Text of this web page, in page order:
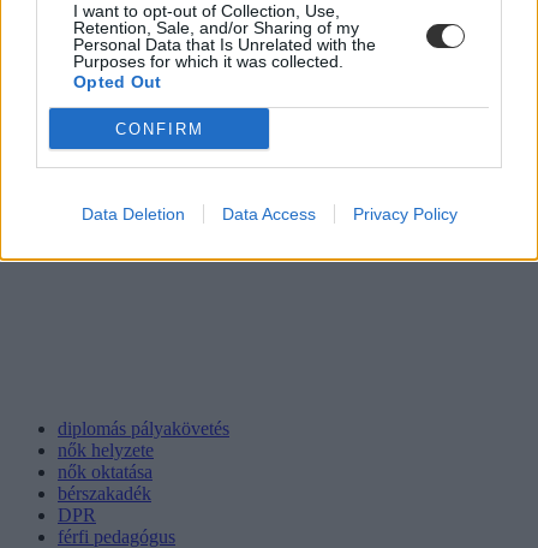
I want to opt-out of Collection, Use,
Retention, Sale, and/or Sharing of my
Personal Data that Is Unrelated with the
Purposes for which it was collected.
Opted Out
CONFIRM
Data Deletion Data Access Privacy Policy
diplomás pályakövetés
nők helyzete
nők oktatása
bérszakadék
DPR
férfi pedagógus